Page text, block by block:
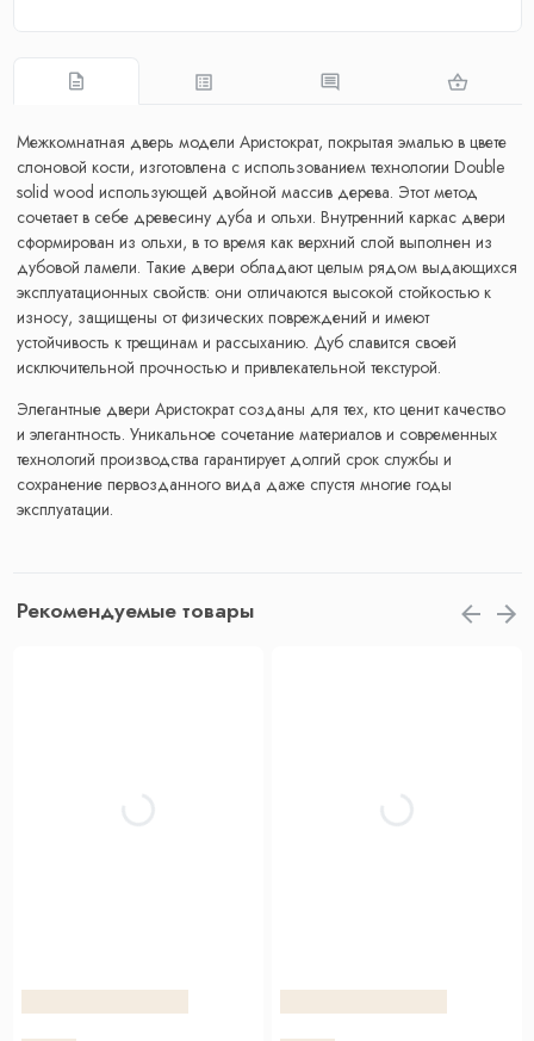
Межкомнатная дверь модели Аристократ, покрытая эмалью в цвете
слоновой кости, изготовлена с использованием технологии Double
solid wood использующей двойной массив дерева. Этот метод
сочетает в себе древесину дуба и ольхи. Внутренний каркас двери
сформирован из ольхи, в то время как верхний слой выполнен из
дубовой ламели. Такие двери обладают целым рядом выдающихся
эксплуатационных свойств: они отличаются высокой стойкостью к
износу, защищены от физических повреждений и имеют
устойчивость к трещинам и рассыханию. Дуб славится своей
исключительной прочностью и привлекательной текстурой.
Элегантные двери Аристократ созданы для тех, кто ценит качество
и элегантность. Уникальное сочетание материалов и современных
технологий производства гарантирует долгий срок службы и
сохранение первозданного вида даже спустя многие годы
эксплуатации.
Рекомендуемые товары